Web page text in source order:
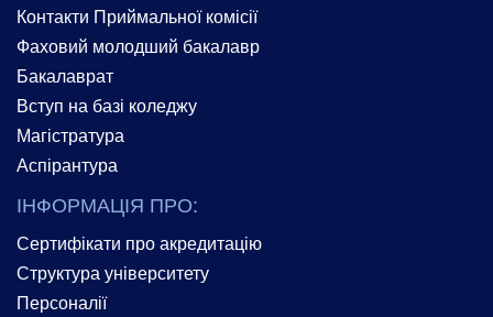
Контакти Приймальної комісії
Фаховий молодший бакалавр
Бакалаврат
Вступ на базі коледжу
Магістратура
Аспірантура
ІНФОРМАЦІЯ ПРО:
Сертифікати про акредитацію
Структура університету
Персоналії